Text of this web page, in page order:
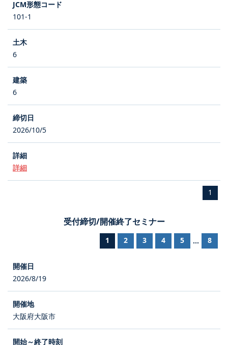
101-1
6
6
2026/10/5
詳細
1
受付締切/開催終了セミナー
1 2 3 4 5 ... 8
2026/8/19
大阪府大阪市